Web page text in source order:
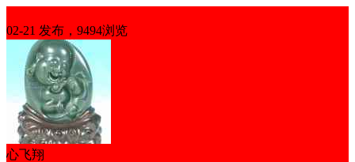
02-21 发布，9494浏览
心飞翔